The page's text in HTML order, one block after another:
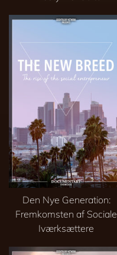
Den Nye Generation:
Fremkomsten af Sociale
Iværksættere